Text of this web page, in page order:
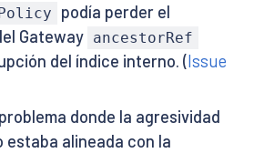
podía perder el
Gateway ancestorRef
del índice interno. (Issue
donde la agresividad
estaba alineada con la